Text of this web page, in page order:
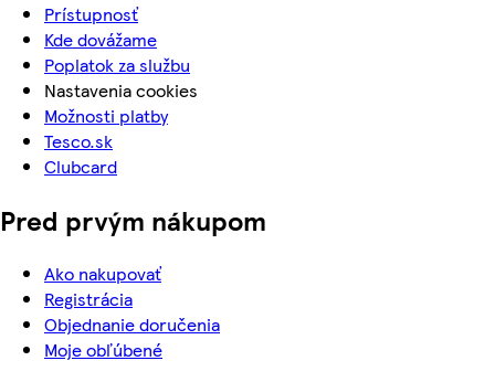
Prístupnosť
Kde dovážame
Poplatok za službu
Nastavenia cookies
Možnosti platby
Tesco.sk
Clubcard
Pred prvým nákupom
Ako nakupovať
Registrácia
Objednanie doručenia
Moje obľúbené